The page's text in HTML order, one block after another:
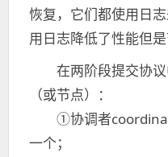
恢复，它们都使用日
用日志降低了性能但
在两阶段提交协议
（或节点）：
①协调者
一个；